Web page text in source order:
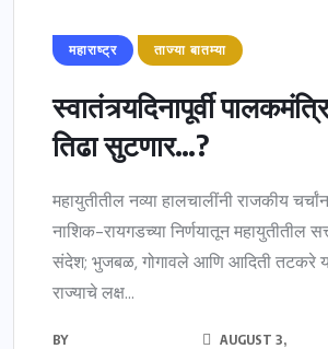
महाराष्ट्र ताज्या बातम्या
स्वातंत्र्यदिनापूर्वी
तिढा सुटणार…?
महायुतीतील नव्या हालचालींनी राजकीय
नाशिक-रायगडच्या निर्णयातून महायुतीतील
संदेश; भुजबळ, गोगावले आणि आदिती तटकरे
राज्याचे लक्ष...
BY
AUGUST 3,